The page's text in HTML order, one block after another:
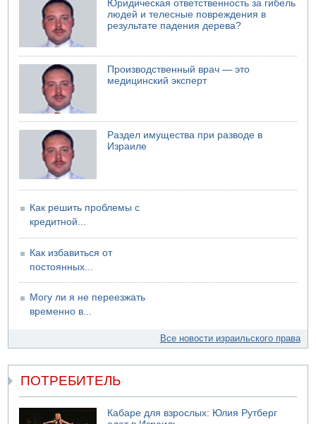
04.08.2026 12:29
Малыш обварился супом в Бней-Браке
Троих подростков унесло течением на Кинерете
Юридическая ответственность за гибель
людей и телесные повреждения в
результате падения дерева?
Производственный врач — это
медицинский эксперт
Раздел имущества при разводе в
Израиле
Как решить проблемы с
кредитной...
Как избавиться от
постоянных...
Могу ли я не переезжать
временно в...
Все новости израильского права
ПОТРЕБИТЕЛЬ
Кабаре для взрослых: Юлия Рутберг